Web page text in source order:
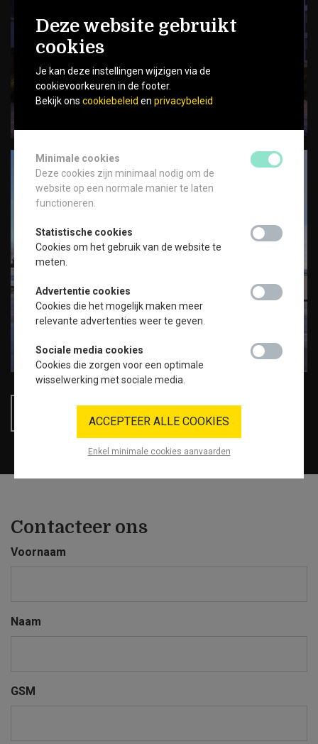
Contacteer ons
Voornaam
Naam
GSM
Deze website gebruikt
cookies
Je kan deze instellingen wijzigen via de
cookievoorkeuren in de footer.
Bekijk ons cookiebeleid en privacybeleid
Minimale cookies
Deze cookies zijn minimaal nodig om de
website op een normale manier te laten
functioneren.
Statistische cookies
Cookies om het gebruik van de website te
meten.
Advertentie cookies
Cookies die het mogelijk maken meer
relevante advertenties weer te geven.
Sociale media cookies
Cookies die zorgen voor een optimale
wisselwerking met sociale media.
Enkel minimale cookies aanvaarden
ACCEPTEER ALLE COOKIES